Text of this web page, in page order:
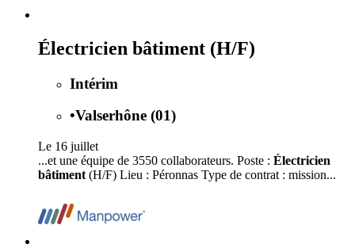
Électricien bâtiment (H/F)
Intérim
•Valserhône (01)
Le 16 juillet
...et une équipe de 3550 collaborateurs. Poste : Électricien
bâtiment (H/F) Lieu : Péronnas Type de contrat : mission...